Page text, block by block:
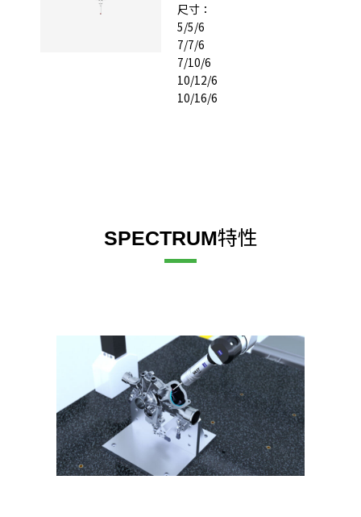
尺寸：
5/5/6
7/7/6
7/10/6
10/12/6
10/16/6
SPECTRUM特性